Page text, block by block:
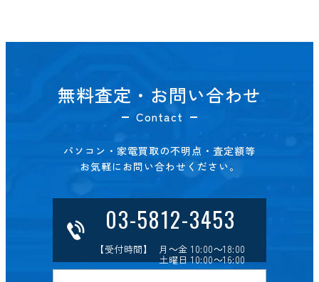
無料査定・お問い合わせ
Contact
パソコン・家電買取の不明点・査定額等
お気軽にお問い合わせください。
03-5812-3453
【受付時間】 月～金 10:00～18:00
土曜日 10:00～16:00